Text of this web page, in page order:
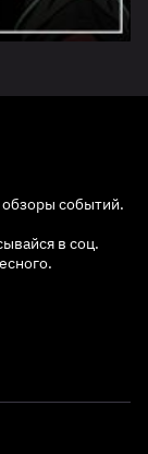
событий.
в соц.